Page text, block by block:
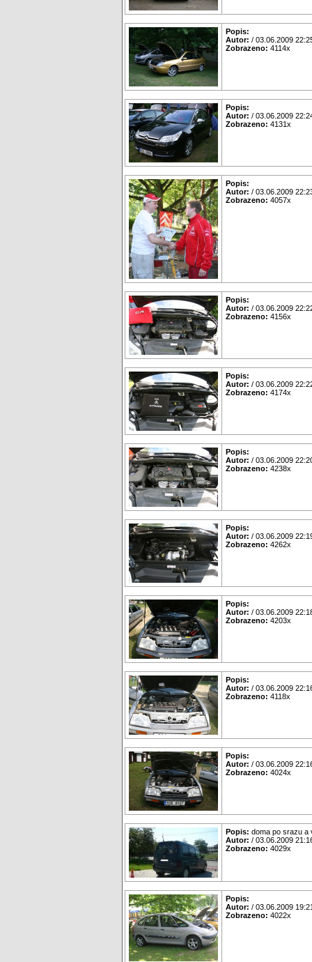
Popis:
Autor: / 03.06.2009
Zobrazeno: 4114x
Popis:
Autor: / 03.06.2009
Zobrazeno: 4131x
Popis:
Autor: / 03.06.2009
Zobrazeno: 4057x
Popis:
Autor: / 03.06.2009
Zobrazeno: 4156x
Popis:
Autor: / 03.06.2009
Zobrazeno: 4174x
Popis:
Autor: / 03.06.2009
Zobrazeno: 4238x
Popis:
Autor: / 03.06.2009
Zobrazeno: 4262x
Popis:
Autor: / 03.06.2009
Zobrazeno: 4203x
Popis:
Autor: / 03.06.2009
Zobrazeno: 4118x
Popis:
Autor: / 03.06.2009
Zobrazeno: 4024x
Popis: doma po srazu a
Autor: / 03.06.2009
Zobrazeno: 4029x
Popis:
Autor: / 03.06.2009
Zobrazeno: 4022x